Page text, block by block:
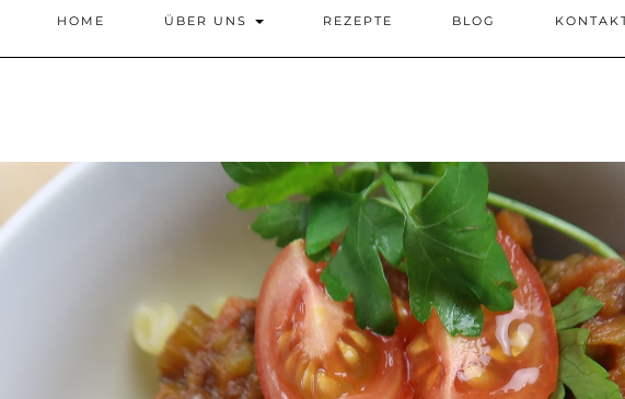
HOME ÜBER UNS REZEPTE BLOG